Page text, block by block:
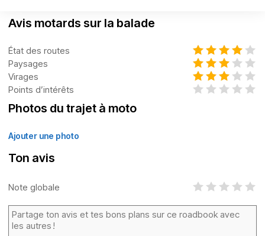
Avis motards sur la balade
État des routes
Paysages
Virages
Points d’intérêts
Photos du trajet à moto
Ajouter une photo
Ton avis
Note globale